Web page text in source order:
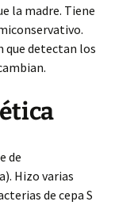
la madre. Tiene
que detectan los
de
Hizo varias
de cepa S